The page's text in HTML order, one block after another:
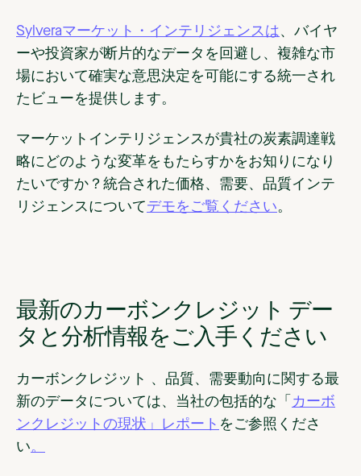
Sylveraマーケット・インテリジェンスは、バイヤ
ーや投資家が断片的なデータを回避し、複雑な市
場において確実な意思決定を可能にする統一され
たビューを提供します。
マーケットインテリジェンスが貴社の炭素調達戦
略にどのような変革をもたらすかをお知りになり
たいですか？統合された価格、需要、品質インテ
リジェンスについて デモをご覧ください。
最新のカーボンクレジット デー
タと分析情報をご入手ください
カーボンクレジット 、品質、需要動向に関する最
新のデータについては、当社の包括的な「 カーボ
ンクレジットの現状」レポート をご参照くださ
い。